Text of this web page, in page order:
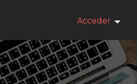
Acceder